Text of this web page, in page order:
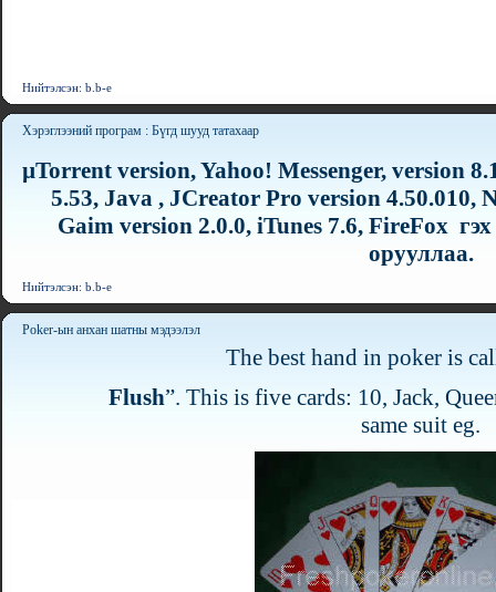
Нийтэлсэн: b.b-e
Хэрэглээний програм : Бүгд шууд татахаар
µTorrent version,Yahoo! Messenger, version
5.53, Java , JCreator Pro version 4.50.010,
Gaim version 2.0.0, iTunes 7.6, FireFox
орууллаа.
Нийтэлсэн: b.b-e
Poker-ын анхан шатны мэдээлэл
The best hand in poker is
Flush”. This is five cards: 10, Jack,
same suit eg.